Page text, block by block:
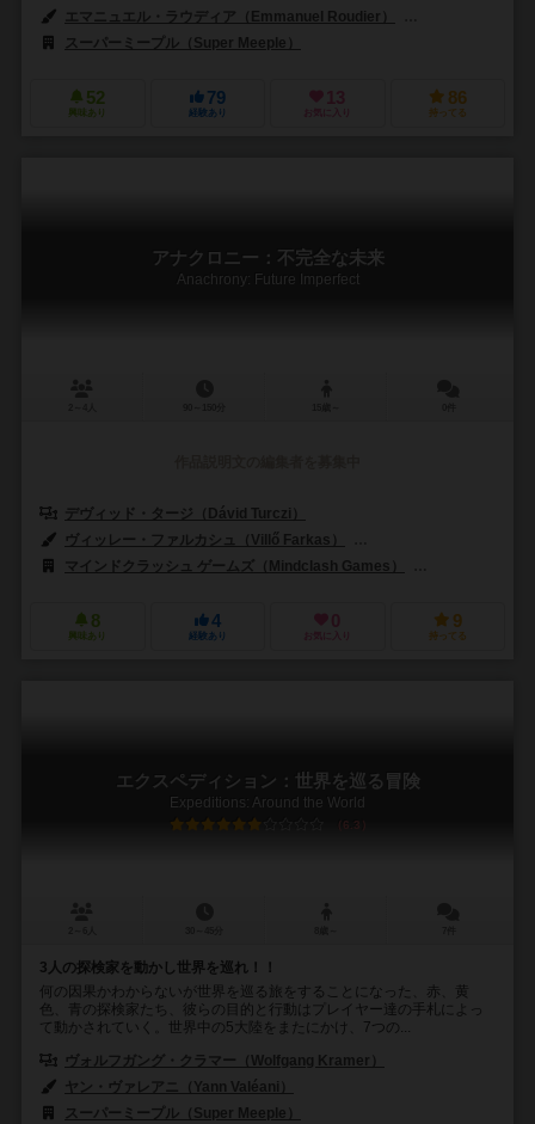
エマニュエル・ラウディア（Emmanuel Roudier）
スーパーミープル（Super Meeple）
52
興味あり
79
経験あり
13
お気に入り
86
持ってる
アナクロニー：不完全な未来
Anachrony: Future Imperfect
デヴィッド・タージ（Dávid Turczi）
ヴィッレー・ファルカシュ（Villő Farkas）
マインドクラッシュ ゲームズ（Mindclash Games）
8
興味あり
4
経験あり
0
お気に入り
9
持ってる
エクスペディション：世界を巡る冒険
Expeditions: Around the World
6.3
3人の探検家を動かし世界を巡れ！！
何の因果かわからないが世界を巡る旅をすることになった、赤、黄
色、青の探検家たち、彼らの目的と行動はプレイヤー達の手札によっ
て動かされていく。世界中の5大陸をまたにかけ、7つの...
ヴォルフガング・クラマー（Wolfgang Kramer）
ヤン・ヴァレアニ（Yann Valéani）
スーパーミープル（Super Meeple）